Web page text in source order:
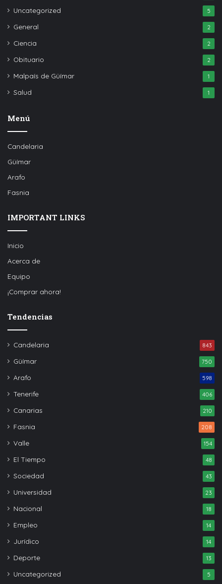
Uncategorized 5
General 2
Ciencia 2
Obituario 2
Malpaís de Güímar 1
Salud 1
Menú
Candelaria
Güímar
Arafo
Fasnia
IMPORTANT LINKS
Inicio
Acerca de
Equipo
¡Comprar ahora!
Tendencias
Candelaria 843
Güímar 750
Arafo 598
Tenerife 406
Canarias 210
Fasnia 208
Valle 154
El Tiempo 48
Sociedad 43
Universidad 23
Nacional 18
Empleo 14
Jurídico 14
Deporte 13
Uncategorized 5